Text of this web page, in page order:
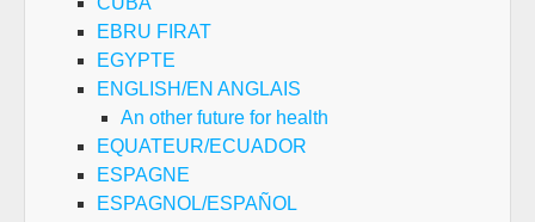
EBRU FIRAT
EGYPTE
ENGLISH/EN ANGLAIS
An other future for health
EQUATEUR/ECUADOR
ESPAGNE
ESPAGNOL/ESPAÑOL